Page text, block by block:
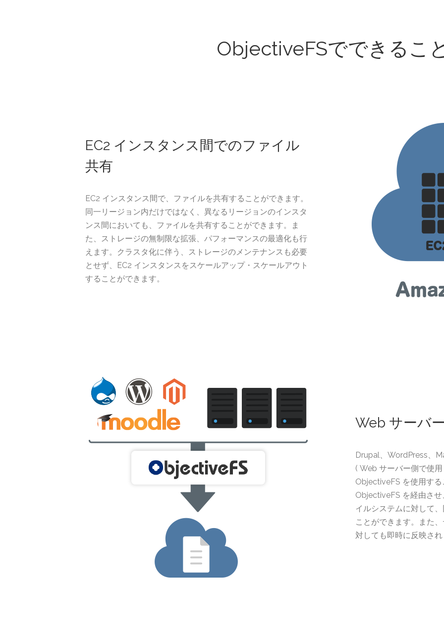
ObjectiveFSでできるこ
EC2 インスタンス間でのファイル
共有
EC2 インスタンス間で、ファイルを共有することができます。
同一リージョン内だけではなく、異なるリージョンのインスタ
ンス間においても、ファイルを共有することができます。ま
た、ストレージの無制限な拡張、パフォーマンスの最適化も行
えます。クラスタ化に伴う、ストレージのメンテナンスも必要
とせず、EC2 インスタンスをスケールアップ・スケールアウト
することができます。
Web サーバ
Drupal、WordPress、
( Web サーバー側で使
ObjectiveFS を使用す
ObjectiveFS を経由さ
イルシステムに対して
ことができます。また
対しても即時に反映さ